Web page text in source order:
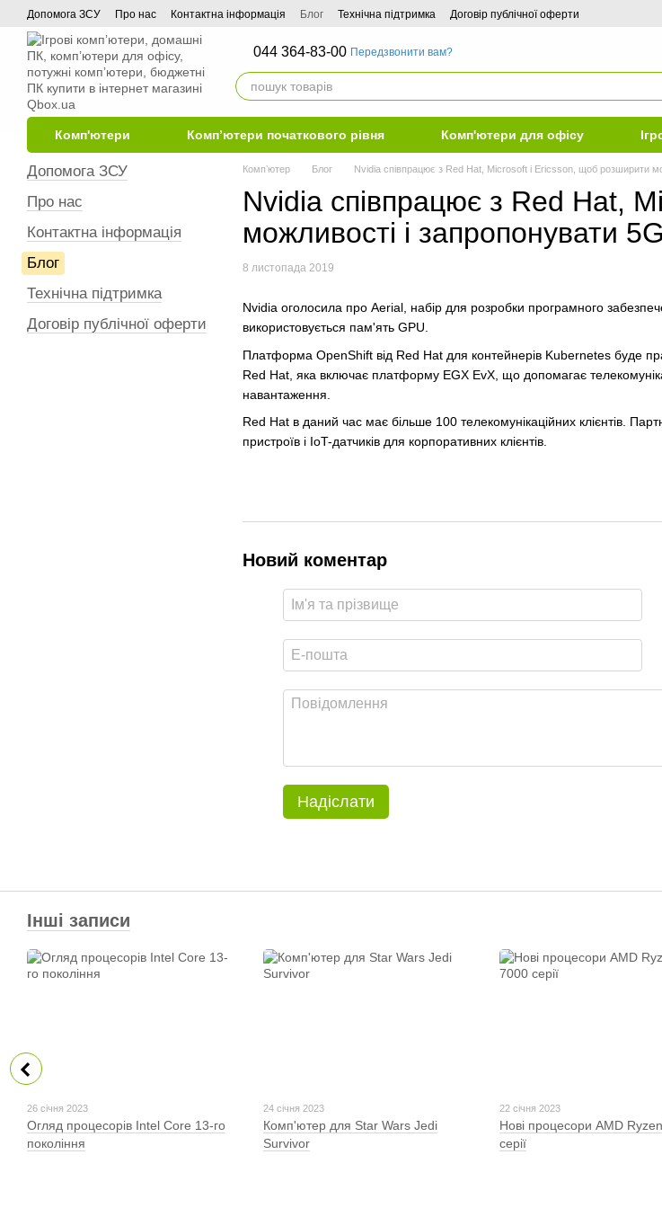
Перейти до основного контенту
Допомога ЗСУ Про нас Контактна інформація Блог Технічна підтримка Договір публічної оферти
044 364-83-00 Передзвонити вам?
Комп'ютери Комп’ютери початкового рівня Комп'ютери для офісу
Компʼютер Блог Nvidia співпрацює з Red Hat, Microsoft і Ericsson, щоб розширити
Nvidia співпрацює з Red Hat,
можливості і запропонувати
8 листопада 2019
Nvidia оголосила про Aerial, набір для розробки програмного
використовується пам'ять GPU.
Платформа OpenShift від Red Hat для контейнерів Kubernetes буде
Red Hat, яка включає платформу EGX EvX, що допомагає
навантаження.
Red Hat в даний час має більше 100 телекомунікаційних клієнтів.
пристроїв і IoT-датчиків для корпоративних клієнтів.
Новий коментар
Надіслати
Допомога ЗСУ
Про нас
Контактна інформація
Блог
Технічна підтримка
Договір публічної оферти
Інші записи
26 січня 2023
Огляд процесорів Intel Core 13-го
покоління
24 січня 2023
Комп'ютер для Star Wars Jedi
Survivor
22 січня 2023
Нові процесори AMD
серії